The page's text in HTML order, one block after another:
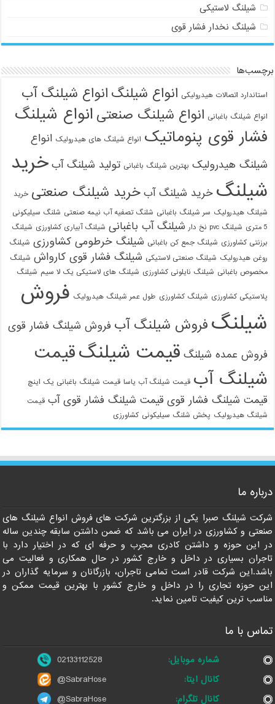
شیلنگ لاستیکی
شیلنگ نخدار فشار قوی
برچسب‌ها
استاندارد اتصالات هیدرولیکی انواع شیلنگ انواع شیلنگ آب
انواع شیلنگ باغبانی انواع شیلنگ صنعتی انواع شیلنگ
فشار قوی پنوماتیک انواع شیلنگ های هیدرولیک انواع
شیلنگ هیدرولیک بهترین شیلنگ باغبانی تولید شیلنگ آب خرید
شیلنگ خرید شیلنگ آب خرید شیلنگ صنعتی خرید
شیلنگ هیدرولیک سر شیلنگ باغبانی شلنگ تصفیه آب نیمه صنعتی شلنگ سیلیکونی
5 متری
شیلنگ pvc نخ دار شیلنگ آب باغبانی شیلنگ آبیاری کشاورزی شیلنگ
برزنتی کشاورزی شیلنگ جمع کن باغبانی شیلنگ خرطومی کشاورزی شیلنگ
روغن هیدرولیک شیلنگ صنعتی لاستیکی شیلنگ فشار قوی کارواش شیلنگ
مخصوص باغبانی شیلنگ نایلونی کشاورزی شیلنگ های لاستیکی یک لا سیم شیلنگ
پلاستیکی کشاورزی شیلنگ کشاورزی طول عمر شیلنگ هیدرولیک فروش
شیلنگ فروش شیلنگ آب فروش شیلنگ فشار قوی
فروش عمده شیلنگ قیمت شیلنگقیمت
شیلنگ آب قیمت شیلنگ آب یاسا قیمت شیلنگ باغبانی یک اینچ
قیمت شیلنگ فشار قوی قیمت شیلنگ فشار قوی آب قیمت
شیلنگ هیدرولیک پخش شلنگ سیلیکونی کشاورزی
درباره ما
شرکت شیلنگ صبرا یکی از بزرگترین شرکت های فروش انواع شیلنگ های
صنعتی و کشاورزی در ایران می باشد که ضمن داشتن سابقه چندین ساله
در این حوزه و داشتن کادری مجرب و حرفه ای که در اختیار دارد با
تاجران بسیاری در داخل و خارج کشور در حال همکاری و فعالیت می
باشد.این شرکت قادر است تمامی تاجران، بازرگانان و سرمایه گذاران در
این حوزه تجاری را در داخل و خارج کشور با بهترین قیمت ممکن و
مناسب ترین کیفیت تامین نماید.
تماس با ما
شماره موبایل:
02133112528
کانال ایتا:
@SabraHose
کانال تلگرام:
@SabraHose